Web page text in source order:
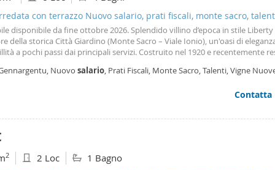
con terrazzo Nuovo salario, prati fiscali, monte sacro,
serpentara
disponibile da fine ottobre 2026. Splendido villino d’epoca in stile
della storica Città Giardino (Monte Sacro – Viale Ionio), un'oasi di
a pochi passi dai principali servizi. Costruito nel 1920 e recentemente
Nuovo salario, Prati Fiscali, Monte Sacro, Talenti, Vigne
Contatta
2 2 Loc 1 Bagno